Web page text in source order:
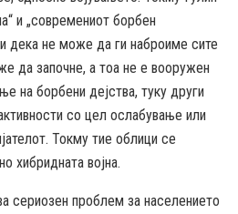
и „современиот борбен
дека не може да ги наброиме сите
да започне, а тоа не е вооружен
на борбени дејства, туку други
со цел ослабување или
Токму тие облици се
хибридната војна.
сериозен проблем за населението